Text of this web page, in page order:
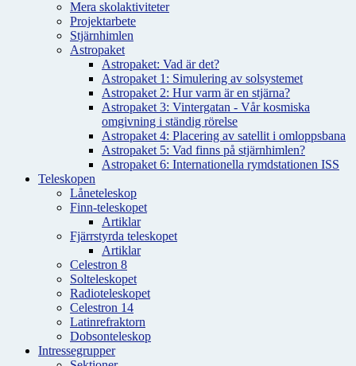
Mera skolaktiviteter
Projektarbete
Stjärnhimlen
Astropaket
Astropaket: Vad är det?
Astropaket 1: Simulering av solsystemet
Astropaket 2: Hur varm är en stjärna?
Astropaket 3: Vintergatan - Vår kosmiska
omgivning i ständig rörelse
Astropaket 4: Placering av satellit i omloppsbana
Astropaket 5: Vad finns på stjärnhimlen?
Astropaket 6: Internationella rymdstationen ISS
Teleskopen
Låneteleskop
Finn-teleskopet
Artiklar
Fjärrstyrda teleskopet
Artiklar
Celestron 8
Solteleskopet
Radioteleskopet
Celestron 14
Latinrefraktorn
Dobsonteleskop
Intressegrupper